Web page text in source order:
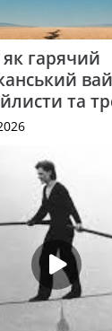
гарячий
та